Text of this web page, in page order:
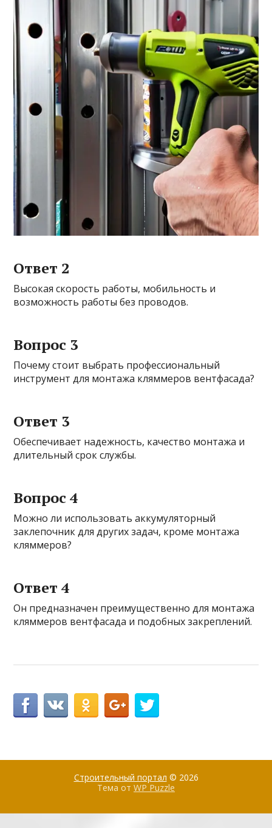
Ответ 2
Высокая скорость работы, мобильность и
возможность работы без проводов.
Вопрос 3
Почему стоит выбрать профессиональный
инструмент для монтажа кляммеров вентфасада?
Ответ 3
Обеспечивает надежность, качество монтажа и
длительный срок службы.
Вопрос 4
Можно ли использовать аккумуляторный
заклепочник для других задач, кроме монтажа
кляммеров?
Ответ 4
Он предназначен преимущественно для монтажа
кляммеров вентфасада и подобных закреплений.
Строительный портал © 2026
Тема от WP Puzzle